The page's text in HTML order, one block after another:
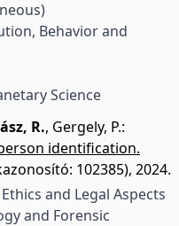
Behavior and
Science
R., Gergely, P.:
identification.
102385), 2024.
and Legal Aspects
and Forensic